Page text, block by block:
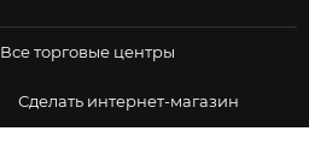
Все торговые центры
Сделать интернет-магазин